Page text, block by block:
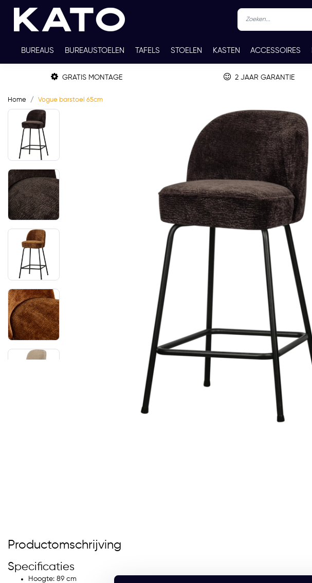
BUREAUS BUREAUSTOELEN TAFELS STOELEN KASTEN ACCESSOIRES
TWEEDEHANDS THUISWERKPLEKKEN WERKBLADKLEUREN CONTACT
GRATIS MONTAGE 2 JAAR GARANTIE
Home Vogue barstoel 65cm
Productomschrijving
Specificaties
Hoogte: 89 cm